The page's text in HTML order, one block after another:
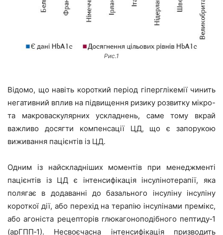
Рис.1
Відомо, що навіть короткий період гіперглікемії чинить
негативний вплив на підвищення ризику розвитку мікро-
та макроваскулярних ускладнень, саме тому вкрай
важливо досягти компенсації ЦД, що є запорукою
виживання пацієнтів із ЦД.
Одним із найскладніших моментів при менеджменті
пацієнтів із ЦД є інтенсифікація інсулінотерапії, яка
полягає в додаванні до базального інсуліну інсуліну
короткої дії, або перехід на терапію інсулінами премікс,
або агоніста рецепторів глюкагоноподібного пептиду‑1
(арГПП‑1). Несвоєчасна інтенсифікація призводить